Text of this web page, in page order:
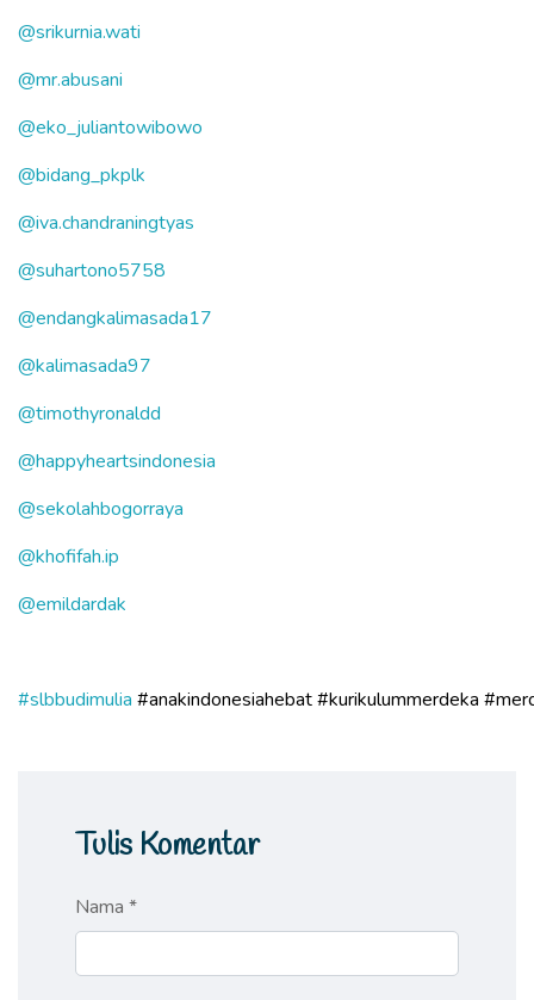
@srikurnia.wati
@mr.abusani
@eko_juliantowibowo
@bidang_pkplk
@iva.chandraningtyas
@suhartono5758
@endangkalimasada17
@kalimasada97
@timothyronaldd
@happyheartsindonesia
@sekolahbogorraya
@khofifah.ip
@emildardak
#slbbudimulia #anakindonesiahebat#kurikulummerdeka
Tulis Komentar
Nama *